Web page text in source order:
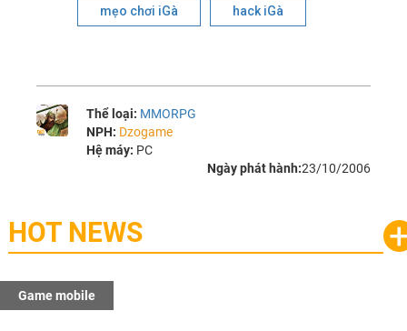
mẹo chơi iGà hack iGà
Thể loại: MMORPG
NPH: Dzogame
Hệ máy: PC
Ngày phát hành:23/10/2006
HOT NEWS